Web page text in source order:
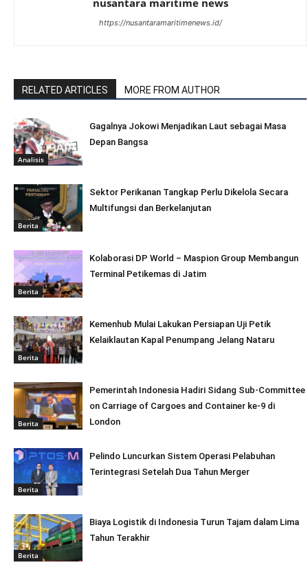
nusantara maritime news
https://nusantaramaritimenews.id/
RELATED ARTICLES MORE FROM AUTHOR
Analisis
Gagalnya Jokowi Menjadikan Laut sebagai Masa
Depan Bangsa
Berita
Sektor Perikanan Tangkap Perlu Dikelola Secara
Multifungsi dan Berkelanjutan
Berita
Kolaborasi DP World – Maspion Group Membangun
Terminal Petikemas di Jatim
Berita
Kemenhub Mulai Lakukan Persiapan Uji Petik
Kelaiklautan Kapal Penumpang Jelang Nataru
Berita
Pemerintah Indonesia Hadiri Sidang Sub-Committee
on Carriage of Cargoes and Container ke-9 di
London
Berita
Pelindo Luncurkan Sistem Operasi Pelabuhan
Terintegrasi Setelah Dua Tahun Merger
Berita
Biaya Logistik di Indonesia Turun Tajam dalam Lima
Tahun Terakhir